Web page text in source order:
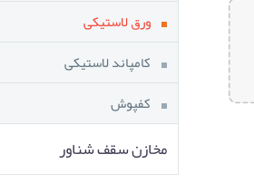
ورق لاستیکی
کامپاند لاستیکی
کفپوش
مخازن سقف شناور